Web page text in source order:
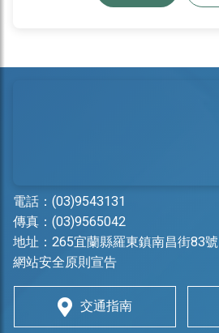
電話： (03)9543131
傳真：(03)9565042
地址： 265宜蘭縣羅東鎮南昌街83號
網站安全原則宣告
交通指南